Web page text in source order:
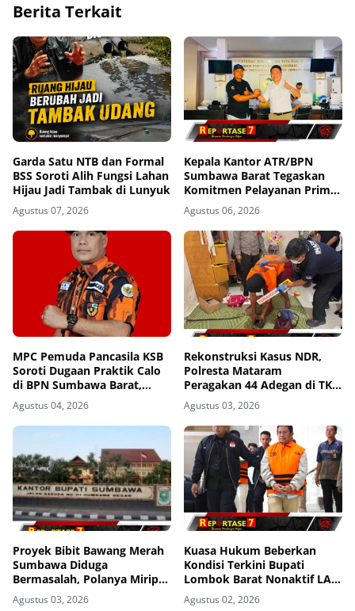
Berita Terkait
Garda Satu NTB dan Formal
BSS Soroti Alih Fungsi Lahan
Hijau Jadi Tambak di Lunyuk
Agustus 07, 2026
Kepala Kantor ATR/BPN
Sumbawa Barat Tegaskan
Komitmen Pelayanan Prima
dan Buka Pintu Pengaduan
Masyarakat
Agustus 06, 2026
MPC Pemuda Pancasila KSB
Soroti Dugaan Praktik Calo
di BPN Sumbawa Barat,
Desak Evaluasi Total dan
Turun Tangan Aparat
Penegak Hukum
Agustus 04, 2026
Rekonstruksi Kasus NDR,
Polresta Mataram
Peragakan 44 Adegan di TKP
Kos Gomong
Agustus 03, 2026
Proyek Bibit Bawang Merah
Sumbawa Diduga
Bermasalah, Polanya Mirip
Kasus Korupsi di Lobar
Agustus 03, 2026
Kuasa Hukum Beberkan
Kondisi Terkini Bupati
Lombok Barat Nonaktif LAZ
di Rutan KPK, Pasrah dan
Kooperatif
Agustus 02, 2026